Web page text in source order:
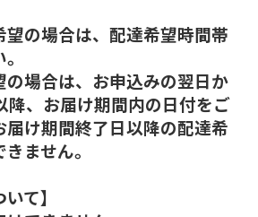
の場合は、配達希望時間帯
場合は、お申込みの翌日か
降、お届け期間内の日付をご
け期間終了日以降の配達希
ません。
て】